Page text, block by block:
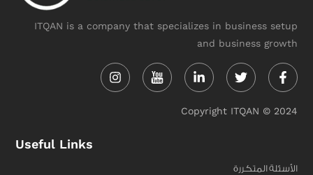
ITQAN is a company that specializes in business setup
and business growth
in f
Copyright ITQAN © 2024
Useful Links
الأسئلة المتكررة